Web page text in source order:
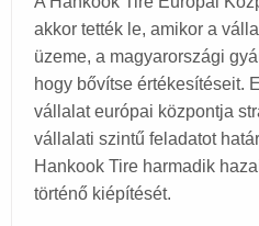
akkor tették le, amikor a
üzeme, a magyarországi
hogy bővítse értékesítéseit.
vállalat európai központja
vállalati szintű feladatot
Hankook Tire harmadik
történő kiépítését.